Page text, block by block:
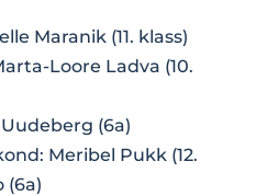
Maranik (11. klass)
Loore Ladva (10.
(6a)
Meribel Pukk (12.
(6a)